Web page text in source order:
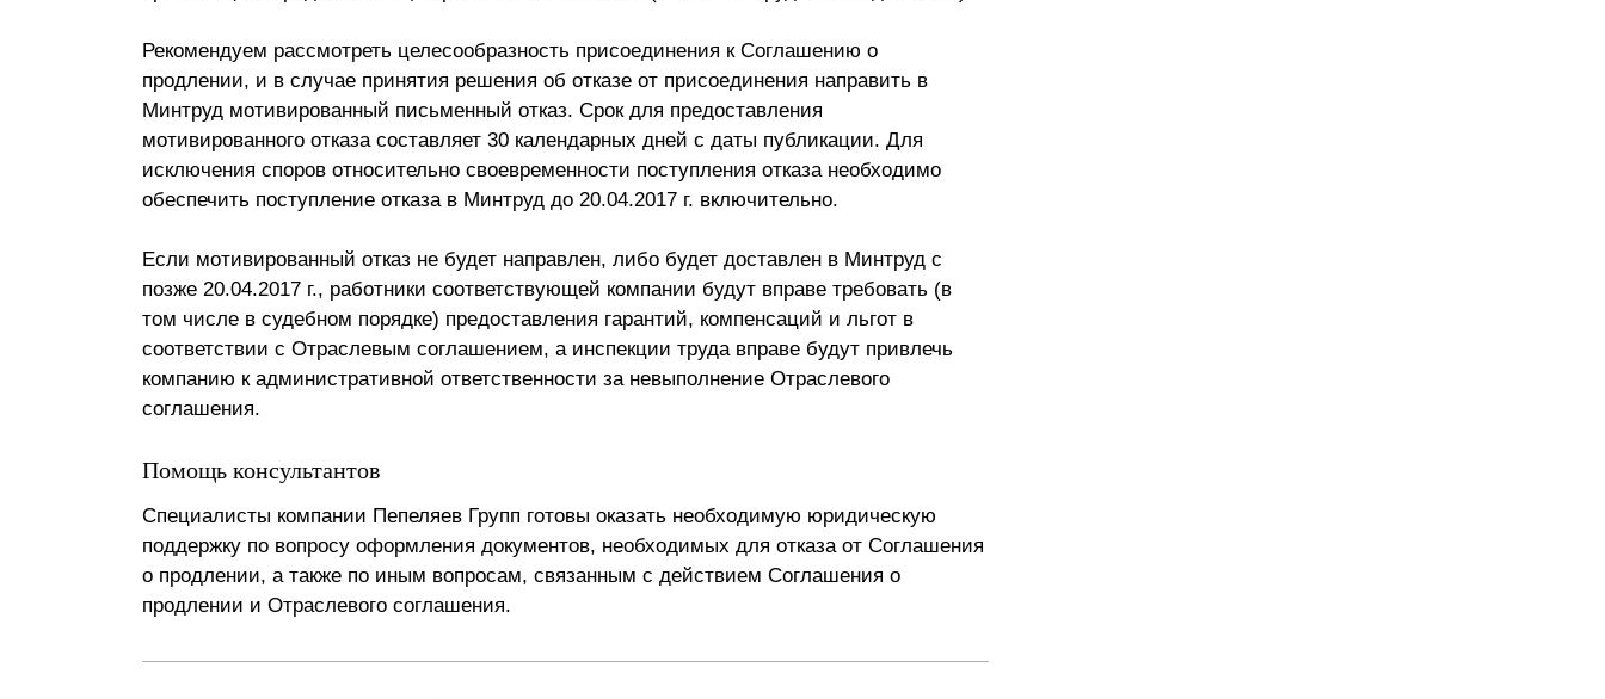
Рекомендуем рассмотреть целесообразность присоединения к Соглашению о
продлении, и в случае принятия решения об отказе от присоединения направить в
Минтруд мотивированный письменный отказ. Срок для предоставления
мотивированного отказа составляет 30 календарных дней с даты публикации. Для
исключения споров относительно своевременности поступления отказа необходимо
обеспечить поступление отказа в Минтруд до 20.04.2017 г. включительно.
Если мотивированный отказ не будет направлен, либо будет доставлен в Минтруд с
позже 20.04.2017 г., работники соответствующей компании будут вправе требовать (в
том числе в судебном порядке) предоставления гарантий, компенсаций и льгот в
соответствии с Отраслевым соглашением, а инспекции труда вправе будут привлечь
компанию к административной ответственности за невыполнение Отраслевого
соглашения.
Помощь консультантов
Специалисты компании Пепеляев Групп готовы оказать необходимую юридическую
поддержку по вопросу оформления документов, необходимых для отказа от Соглашения
о продлении, а также по иным вопросам, связанным с действием Соглашения о
продлении и Отраслевого соглашения.